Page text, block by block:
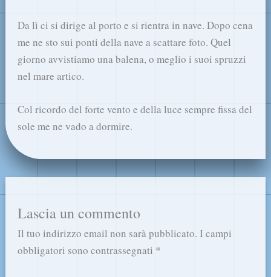
Da lì ci si dirige al porto e si rientra in nave. Dopo cena
me ne sto sui ponti della nave a scattare foto. Quel
giorno avvistiamo una balena, o meglio i suoi spruzzi
nel mare artico.
Col ricordo del forte vento e della luce sempre fissa del
sole me ne vado a dormire.
Lascia un commento
Il tuo indirizzo email non sarà pubblicato. I campi
obbligatori sono contrassegnati *